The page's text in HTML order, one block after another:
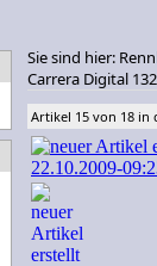
Sie sind hier:
Carrera Digital
Artikel 15 von 18 in